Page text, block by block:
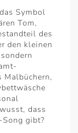
Symbol
Tom,
des
den kleinen
Malbüchern,
dass
Song gibt?